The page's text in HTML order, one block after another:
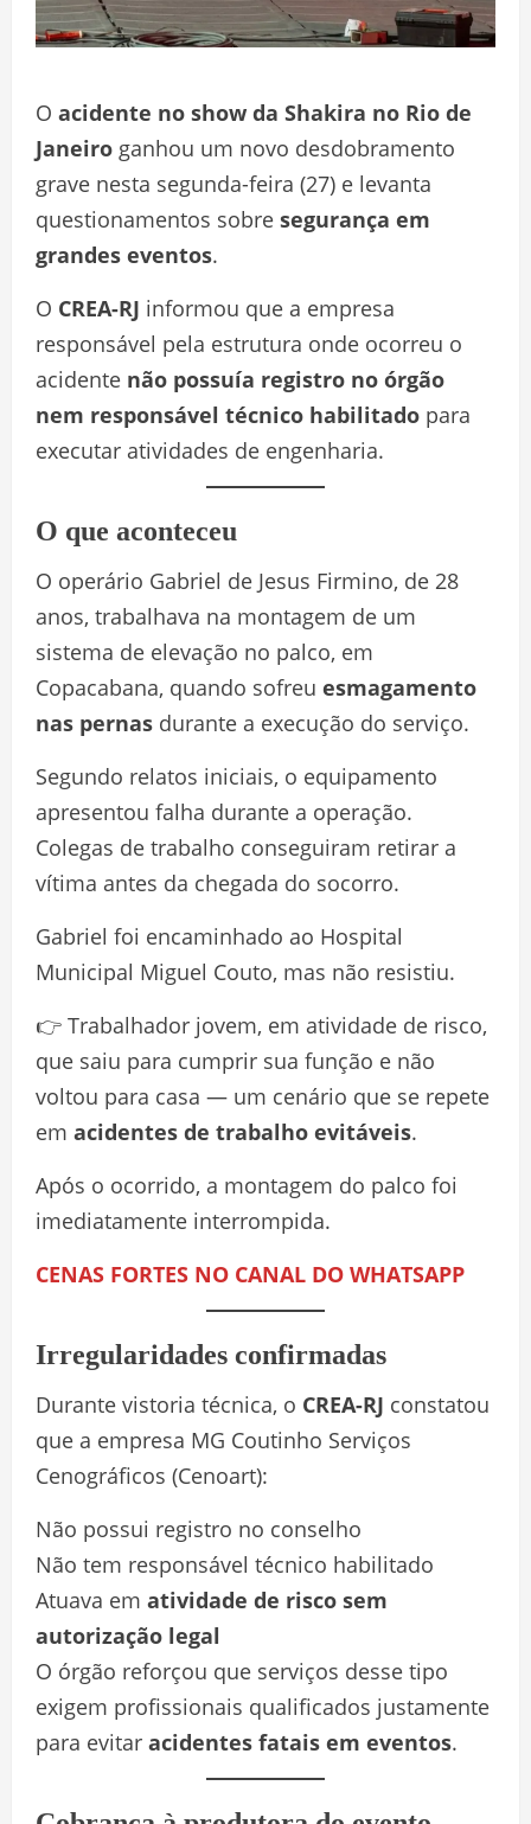
O acidente no show da Shakira no Rio de
Janeiro ganhou um novo desdobramento
grave nesta segunda-feira (27) e levanta
questionamentos sobre segurança em
grandes eventos.
O CREA-RJ informou que a empresa
responsável pela estrutura onde ocorreu o
acidente não possuía registro no órgão
nem responsável técnico habilitado para
executar atividades de engenharia.
O que aconteceu
O operário Gabriel de Jesus Firmino, de 28
anos, trabalhava na montagem de um
sistema de elevação no palco, em
Copacabana, quando sofreu esmagamento
nas pernas durante a execução do serviço.
Segundo relatos iniciais, o equipamento
apresentou falha durante a operação.
Colegas de trabalho conseguiram retirar a
vítima antes da chegada do socorro.
Gabriel foi encaminhado ao Hospital
Municipal Miguel Couto, mas não resistiu.
👉 Trabalhador jovem, em atividade de risco,
que saiu para cumprir sua função e não
voltou para casa — um cenário que se repete
em acidentes de trabalho evitáveis.
Após o ocorrido, a montagem do palco foi
imediatamente interrompida.
CENAS FORTES NO CANAL DO WHATSAPP
Irregularidades confirmadas
Durante vistoria técnica, o CREA-RJ constatou
que a empresa MG Coutinho Serviços
Cenográficos (Cenoart):
Não possui registro no conselho
Não tem responsável técnico habilitado
Atuava em atividade de risco sem
autorização legal
O órgão reforçou que serviços desse tipo
exigem profissionais qualificados justamente
para evitar acidentes fatais em eventos.